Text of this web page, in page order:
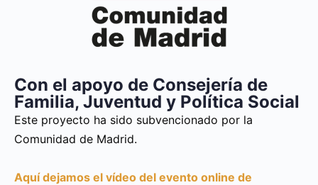
Con el apoyo de Consejería de
Familia, Juventud y Política Social
Este proyecto ha sido subvencionado por la
Comunidad de Madrid.
Aquí dejamos el vídeo del evento online de